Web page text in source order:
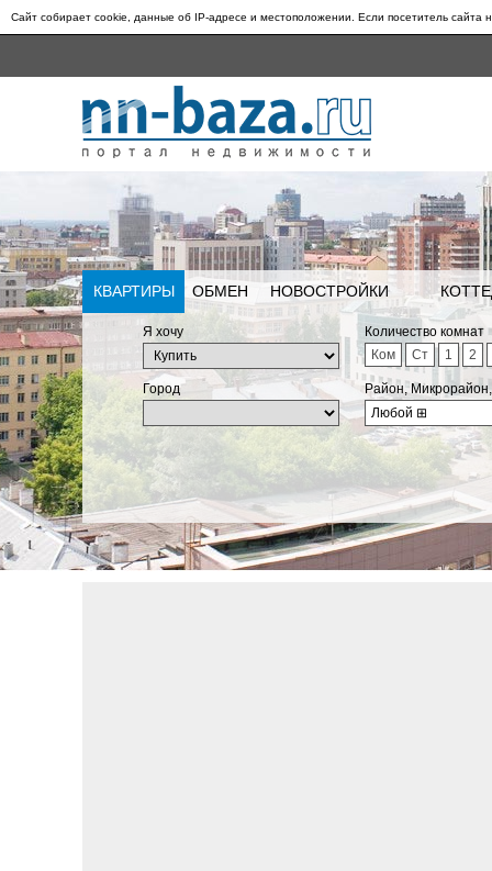
Сайт собирает cookie, данные об IP-адресе и местоположении. Если посетитель сайта
КВАРТИРЫ ОБМЕН НОВОСТРОЙКИ
Я хочу
Количество комнат
Ком
Ст 1 2
Город
Район,
Любой ⊞